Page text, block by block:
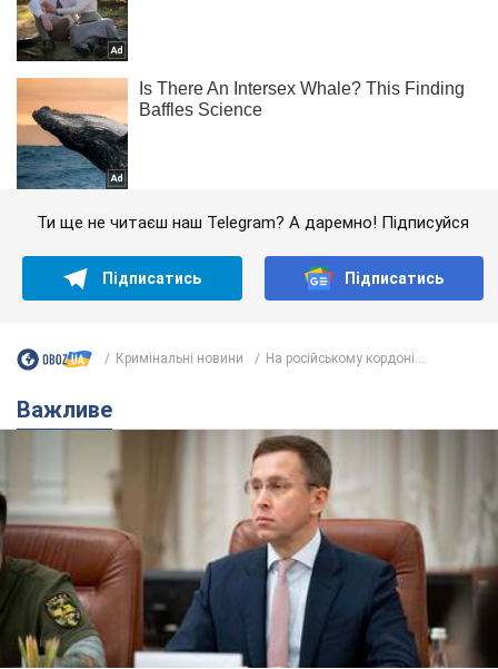
Ти ще не читаєш наш Telegram? А даремно! Підписуйся
Підписатись Підписатись
Кримінальні новини На російському кордоні...
Важливе